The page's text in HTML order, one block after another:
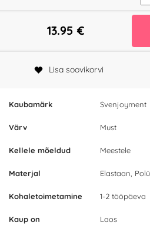
Kaubamärk Svenjoyment
Värv Must
Kellele mõeldud Meestele
Materjal Elastaan,
Kohaletoimetamine 1-2 tööpäeva
Kaup on Laos
13.95 €
Lisa soovikorvi